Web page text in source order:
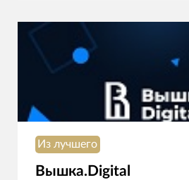
Из лучшего
Вышка.Digital